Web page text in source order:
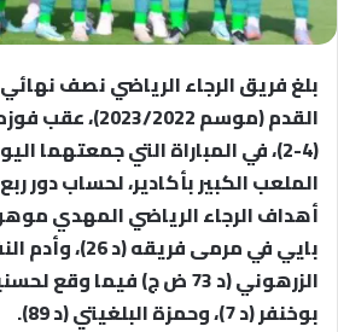
بلغ فريق الرجاء الرياضي نصف
القدم (موسم 2023/
(4-2)، في المباراة التي جمعتهما
الملعب الكبير بأكادير، لحساب دور
الزرهوني (د 73 ض ج) فيما
بوخنفر (د 7)، وحمزة البلغيتي (د 89).